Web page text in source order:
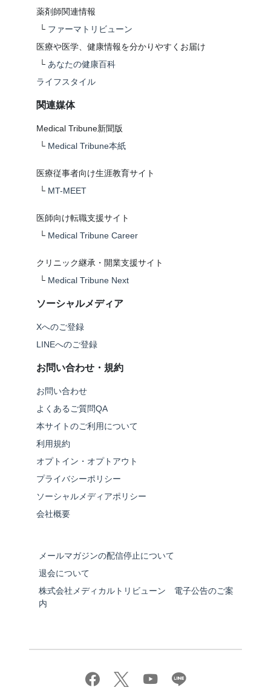
薬剤師関連情報
└ ファーマトリビューン
医療や医学、健康情報を分かりやすくお届け
└ あなたの健康百科
ライフスタイル
関連媒体
Medical Tribune新聞版
└ Medical Tribune本紙
医療従事者向け生涯教育サイト
└ MT-MEET
医師向け転職支援サイト
└ Medical Tribune Career
クリニック継承・開業支援サイト
└ Medical Tribune Next
ソーシャルメディア
Xへのご登録
LINEへのご登録
お問い合わせ・規約
お問い合わせ
よくあるご質問QA
本サイトのご利用について
利用規約
オプトイン・オプトアウト
プライバシーポリシー
ソーシャルメディアポリシー
会社概要
メールマガジンの配信停止について
退会について
株式会社メディカルトリビューン 電子公告のご案
内